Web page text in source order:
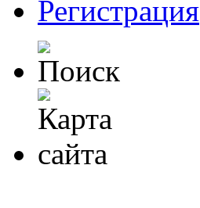
Регистрация